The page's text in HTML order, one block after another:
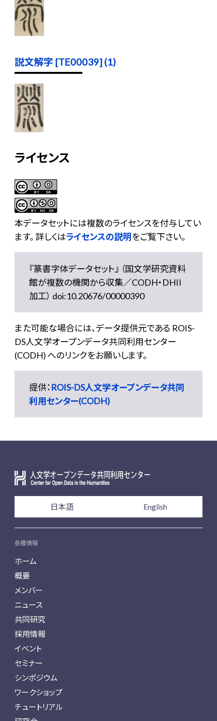
説文解字 [TE00039] (1)
ライセンス
本データセットには複数のライセンスを付与してい
ます。 詳しくはライセンスの説明をご覧下さい。
『篆書字体データセット』 （国文学研究資料
館が複数の機関から収集／CODH・DHII
加工） doi:10.20676/00000390
また可能な場合には、データ提供元である ROIS-
DS人文学オープンデータ共同利用センター
(CODH) へのリンクをお願いします。
提供： ROIS-DS人文学オープンデータ共同
利用センター(CODH)
日本語 English
各種情報
ホーム
概要
メンバー
ニュース
共同研究
採用情報
イベント
セミナー
シンポジウム
ワークショップ
チュートリアル